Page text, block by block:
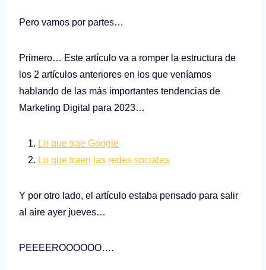
Pero vamos por partes…
Primero… Este artículo va a romper la estructura de
los 2 artículos anteriores en los que veníamos
hablando de las más importantes tendencias de
Marketing Digital para 2023…
Lo que trae Google
Lo que traen las redes sociales
Y por otro lado, el artículo estaba pensado para salir
al aire ayer jueves…
PEEEEROOOOOO….